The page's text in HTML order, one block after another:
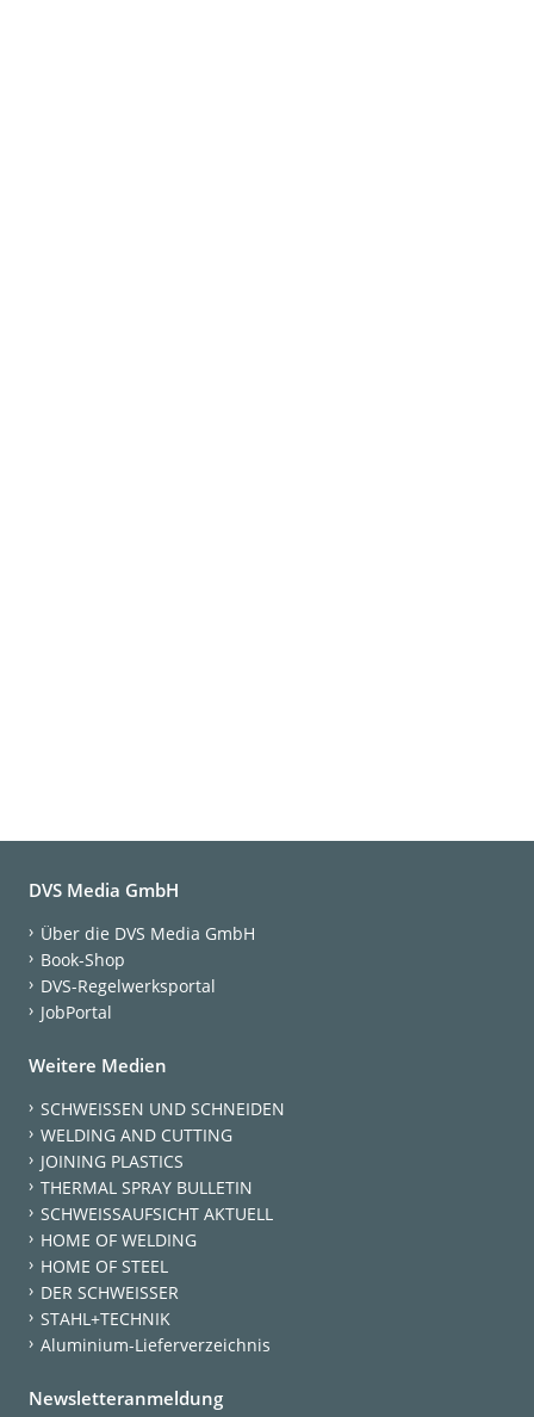
DVS Media GmbH
Über die DVS Media GmbH
Book-Shop
DVS-Regelwerksportal
JobPortal
Weitere Medien
SCHWEISSEN UND SCHNEIDEN
WELDING AND CUTTING
JOINING PLASTICS
THERMAL SPRAY BULLETIN
SCHWEISSAUFSICHT AKTUELL
HOME OF WELDING
HOME OF STEEL
DER SCHWEISSER
STAHL+TECHNIK
Aluminium-Lieferverzeichnis
Newsletteranmeldung